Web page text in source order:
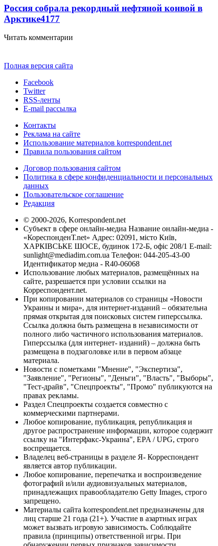
Россия собрала рекордный нефтяной конвой в
Арктике4177
Читать комментарии
Полная версия сайта
Facebook
Twitter
RSS-ленты
E-mail рассылка
Контакты
Реклама на сайте
Использование материалов korrespondent.net
Правила пользования сайтом
Договор пользования сайтом
Политика в сфере конфиденциальности и персональных
данных
Пользовательское соглашение
Редакция
© 2000-2026, Korrespondent.net
Субъект в сфере онлайн-медиа Название онлайн-медиа -
«КореспонденТ.net» Адрес: 02091, місто Київ,
ХАРКІВСЬКЕ ШОСЕ, будинок 172-Б, офіс 208/1 E-mail:
sunlight@mediadim.com.ua Телефон: 044-205-43-00
Идентификатор медиа - R40-06068
Использование любых материалов, размещённых на
сайте, разрешается при условии ссылки на
Корреспондент.net.
При копировании материалов со страницы «Новости
Украины и мира», для интернет-изданий – обязательна
прямая открытая для поисковых систем гиперссылка.
Ссылка должна быть размещена в независимости от
полного либо частичного использования материалов.
Гиперссылка (для интернет- изданий) – должна быть
размещена в подзаголовке или в первом абзаце
материала.
Новости с пометками "Мнение", "Экспертиза",
"Заявление", "Регионы", "Деньги", "Власть", "Выборы",
"Тест-драйв", "Спецпроекты", "Промо" публикуются на
правах рекламы.
Раздел Спецпроекты создается совместно с
коммерческими партнерами.
Любое копирование, публикация, републикация и
другое распространение информации, которое содержит
ссылку на "Интерфакс-Украина", EPA / UPG, строго
воспрещается.
Владелец веб-страницы в разделе Я- Корреспондент
является автор публикации.
Любое копирование, перепечатка и воспроизведение
фотографий и/или аудиовизуальных материалов,
принадлежащих правообладателю Getty Images, строго
запрещено.
Материалы сайта korrespondent.net предназначены для
лиц старше 21 года (21+). Участие в азартных играх
может вызвать игровую зависимость. Соблюдайте
правила (принципы) ответственной игры. При